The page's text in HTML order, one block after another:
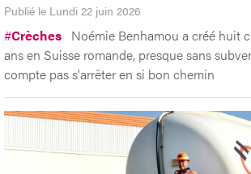
Publié le Lundi 22 juin 2026
#Crèches Noémie Benhamou a créé huit
ans en Suisse romande, presque sans
compte pas s'arrêter en si bon chemin